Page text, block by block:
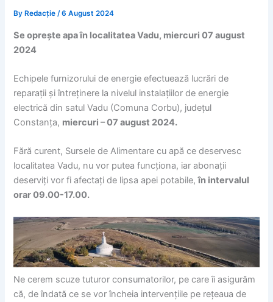
By Redacție/6 August 2024
Se oprește apa în localitatea Vadu, miercuri 07 august
2024
Echipele furnizorului de energie efectuează lucrări de
reparații și întreținere la nivelul instalațiilor de energie
electrică din satul Vadu (Comuna Corbu), județul
Constanța, miercuri – 07 august 2024.
Fără curent, Sursele de Alimentare cu apă ce deservesc
localitatea Vadu, nu vor putea funcționa, iar abonații
deserviți vor fi afectați de lipsa apei potabile,în intervalul
orar 09.00-17.00.
Ne cerem scuze tuturor consumatorilor, pe care îi asigurăm
că, de îndată ce se vor încheia intervențiile pe rețeaua de